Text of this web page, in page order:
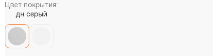
Цвет покрытия:
дн серый